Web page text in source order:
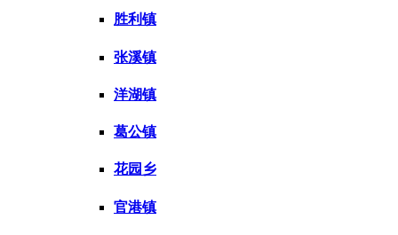
胜利镇
张溪镇
洋湖镇
葛公镇
花园乡
官港镇